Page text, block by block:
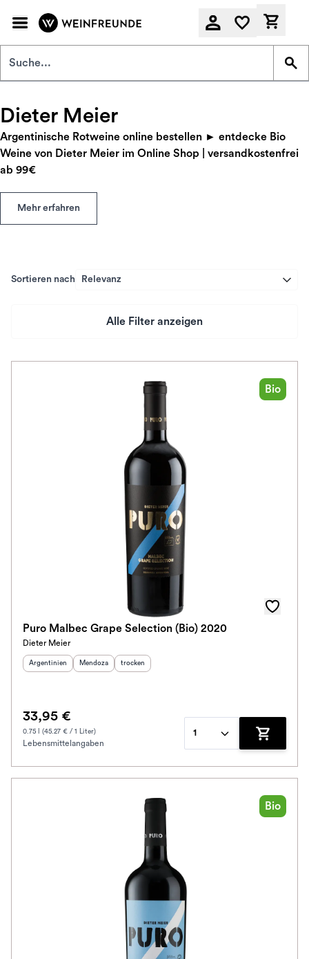
Dieter Meier
Argentinische Rotweine online bestellen ► entdecke Bio
Weine von Dieter Meier im Online Shop | versandkostenfrei
ab 99€
Mehr erfahren
Sortieren nach Relevanz
Alle Filter anzeigen
Jahrgang
Bio
Puro Malbec Grape Selection (Bio) 2020
Dieter Meier
Herkunftsland
Argentinien Herkunftsregion:
Mendoza Geschmack
trocken
33,95 €
0.75 l (45.27 € / 1 Liter)
Lebensmittelangaben
1
Zum
Bio